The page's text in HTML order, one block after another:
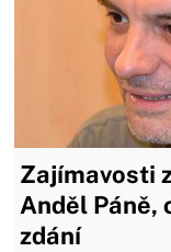
Zajímavosti
Anděl Páně,
zdání